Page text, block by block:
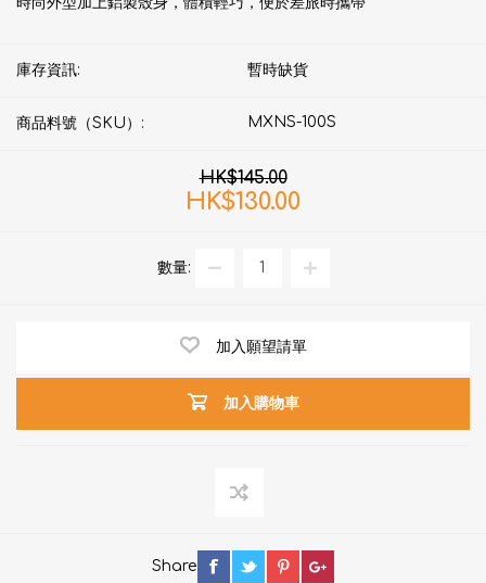
庫存資訊: 暫時缺貨
商品料號（SKU）: MXNS-100S
HK$145.00
HK$130.00
數量:
加入願望請單
加入購物車
Share